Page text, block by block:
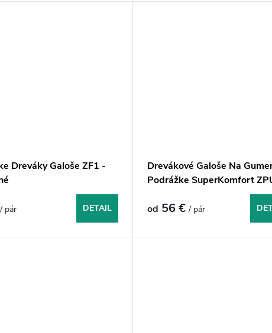
Dreváky Galoše ZF1 -
/ pár DETAIL
Drevákové Galoše Na
Podrážke SuperKomfort
od 56 €/ pár